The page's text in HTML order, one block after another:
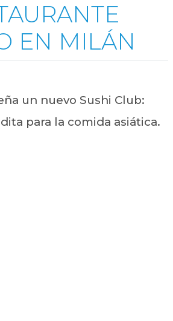
EN MILÁN
un nuevo Sushi Club:
para la comida asiática.